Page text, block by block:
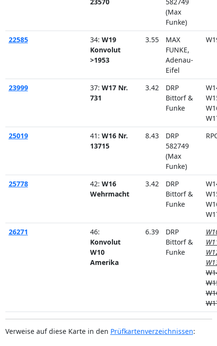
(Max
Funke)
22585
34: W19
Konvolut
>1953
3.55
MAX
FUNKE,
Adenau-
Eifel
23999 37: W17 Nr.
731
3.42
DRP
Bittorf &
Funke
25019
41: W16 Nr.
13715
8.43
DRP
582749
(Max
Funke)
25778 42: W16
Wehrmacht
3.42
DRP
Bittorf &
Funke
26271
46:
Konvolut
W10
Amerika
6.39
DRP
Bittorf &
Funke
Verweise auf diese Karte in den Prüfkartenverzeichnissen: